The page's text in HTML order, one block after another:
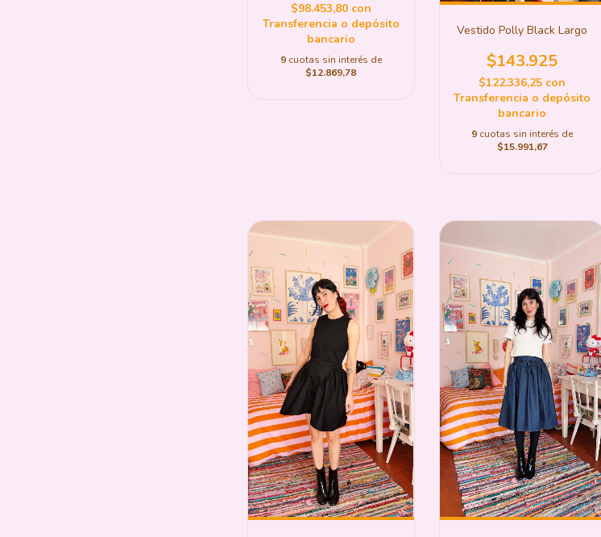
$98.453,80 con
Transferencia o depósito
bancario
9 cuotas sin interés de
$12.869,78
Vestido Polly Black Largo
$143.925
$122.336,25 con
Transferencia o depósito
bancario
9 cuotas sin interés de
$15.991,67